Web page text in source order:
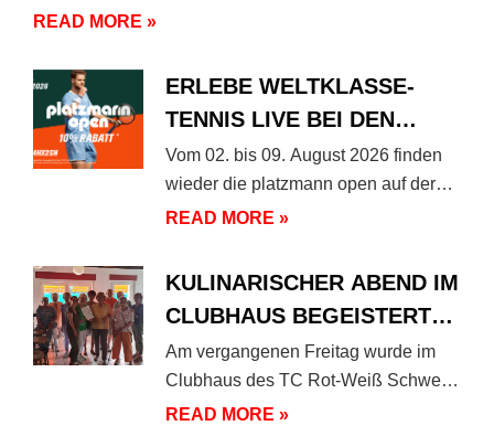
READ MORE »
ERLEBE WELTKLASSE-
TENNIS LIVE BEI DEN
PLATZMANN OPEN 2026!
Vom 02. bis 09. August 2026 finden
wieder die platzmann open auf der
Anlage des
READ MORE »
KULINARISCHER ABEND IM
CLUBHAUS BEGEISTERT
UNSERE MITGLIEDER
Am vergangenen Freitag wurde im
Clubhaus des TC Rot-Weiß Schwerte
nicht nur über Tennis gesprochen,
READ MORE »